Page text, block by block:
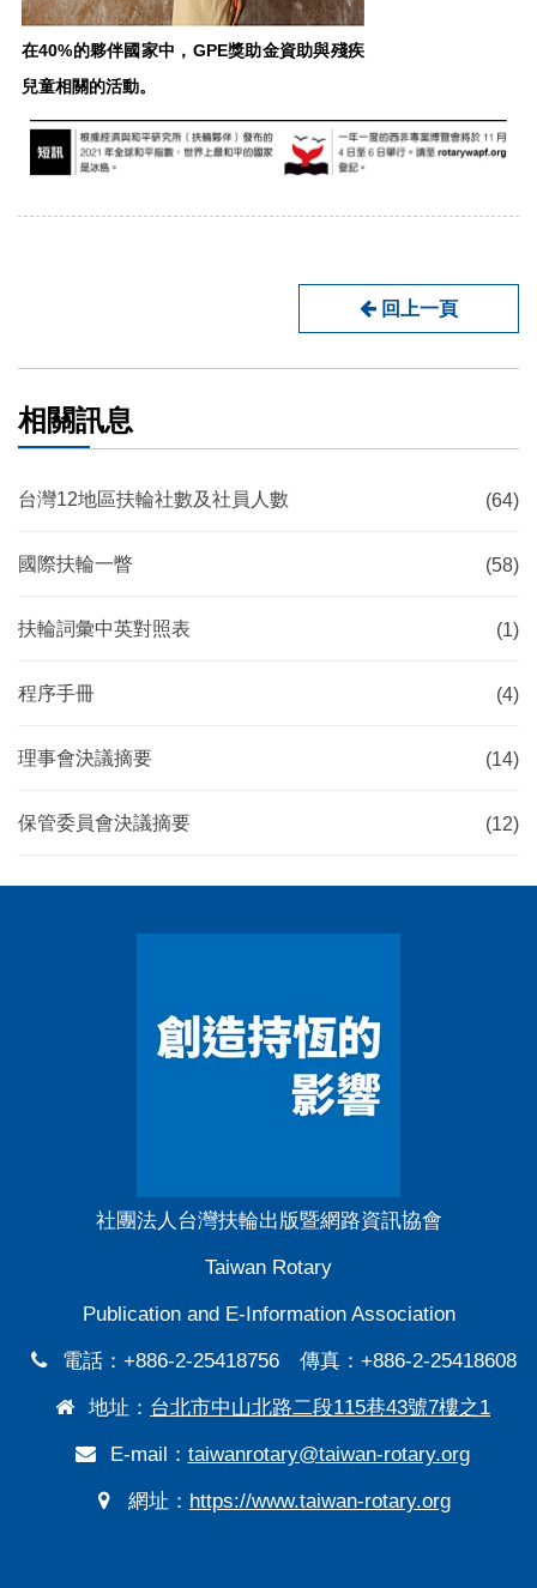
在40%的夥伴國家中，GPE獎助金資助與殘疾
兒童相關的活動。
回上一頁
相關訊息
台灣12地區扶輪社數及社員人數 (64)
國際扶輪一瞥 (58)
扶輪詞彙中英對照表 (1)
程序手冊 (4)
理事會決議摘要 (14)
保管委員會決議摘要 (12)
社團法人台灣扶輪出版暨網路資訊協會
Taiwan Rotary
Publication and E-Information Association
電話：+886-2-25418756 傳真：+886-2-25418608
地址： 台北市中山北路二段115巷43號7樓之1
E-mail： taiwanrotary@taiwan-rotary.org
網址： https://www.taiwan-rotary.org